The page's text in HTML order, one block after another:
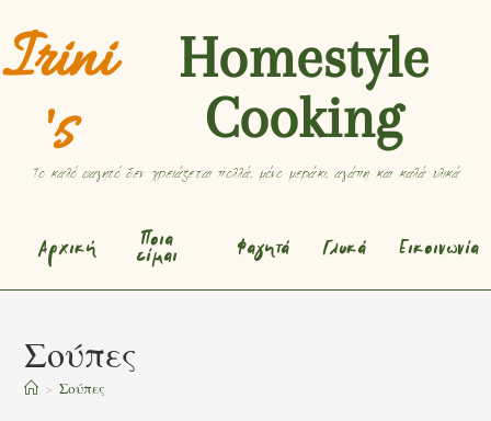
Irini
's
Homestyle
Cooking
Το καλό φαγητό δεν χρειάζεται πολλά, μόνο μεράκι, αγάπη και καλά υλικά
Αρχική
Ποια
είμαι
Φαγητά Γλυκά Εικοινωνία
Σούπες
> Σούπες